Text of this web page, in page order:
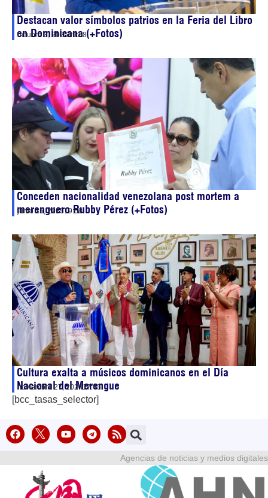
Destacan valor símbolos patrios en la Feria del Libro
en Dominicana (+Fotos)
octubre 3, 202509:58
Conceden nacionalidad venezolana post mortem a
merenguero Rubby Pérez (+Fotos)
junio 15, 202519:58
Cultura exalta a músicos dominicanos en el Día
Nacional del Merengue
noviembre 27, 202417:43
[bcc_tasas_selector]
Agencias de noticias y medios digitales